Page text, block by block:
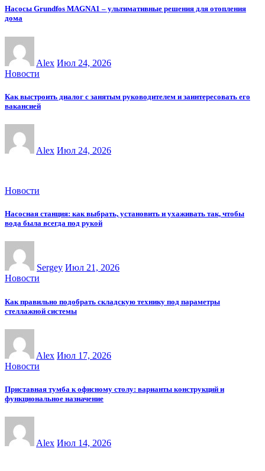
Насосы Grundfos MAGNA1 – ультимативные решения для отопления
дома
Alex Июл 24, 2026
Новости
Как выстроить диалог с занятым руководителем и заинтересовать его
вакансией
Alex Июл 24, 2026
Новости
Насосная станция: как выбрать, установить и ухаживать так, чтобы
вода была всегда под рукой
Sergey Июл 21, 2026
Новости
Как правильно подобрать складскую технику под параметры
стеллажной системы
Alex Июл 17, 2026
Новости
Приставная тумба к офисному столу: варианты конструкций и
функциональное назначение
Alex Июл 14, 2026